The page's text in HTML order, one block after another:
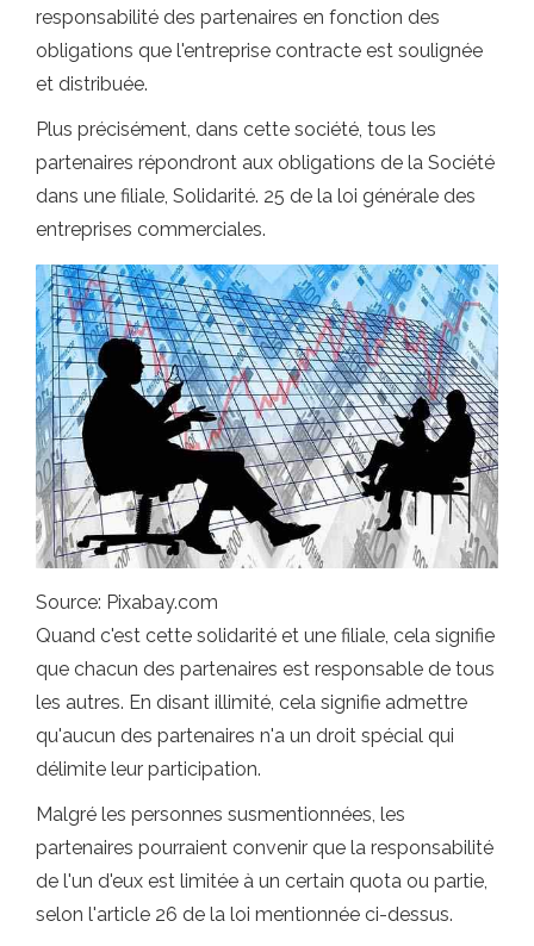
responsabilité des partenaires en fonction des
obligations que l'entreprise contracte est soulignée
et distribuée.
Plus précisément, dans cette société, tous les
partenaires répondront aux obligations de la Société
dans une filiale, Solidarité. 25 de la loi générale des
entreprises commerciales.
Source: Pixabay.com
Quand c'est cette solidarité et une filiale, cela signifie
que chacun des partenaires est responsable de tous
les autres. En disant illimité, cela signifie admettre
qu'aucun des partenaires n'a un droit spécial qui
délimite leur participation.
Malgré les personnes susmentionnées, les
partenaires pourraient convenir que la responsabilité
de l'un d'eux est limitée à un certain quota ou partie,
selon l'article 26 de la loi mentionnée ci-dessus.